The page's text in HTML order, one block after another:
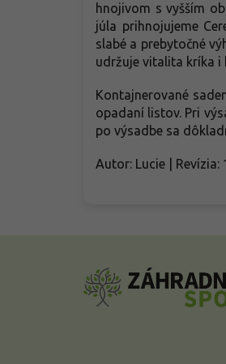
hnojivom s vyšším
júla prihnojujeme
slabé a prebytočné
udržuje vitalita kríka i
Kontajnerované
opadaní listov. Pri
po výsadbe sa
Autor: Lucie | Revízia: